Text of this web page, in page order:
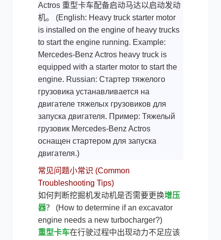
Actros 重型卡车配备启动马达以启动发动
机。 (English: Heavy truck starter motor
is installed on the engine of heavy trucks
to start the engine running. Example:
Mercedes-Benz Actros heavy truck is
equipped with a starter motor to start the
engine. Russian: Стартер тяжелого
грузовика устанавливается на
двигателе тяжелых грузовиков для
запуска двигателя. Пример: Тяжелый
грузовик Mercedes-Benz Actros
оснащен стартером для запуска
двигателя.)
常见问题小常识 (Common
Troubleshooting Tips)
如何判断挖掘机发动机是否需要更换增压
器？ (How to determine if an excavator
engine needs a new turbocharger?)
重型卡车在行驶过程中出现动力不足应该